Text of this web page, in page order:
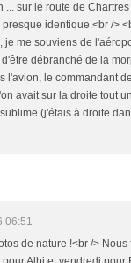
... sur le route de
identique.<br />
je me souviens de
débranché de la
l'avion, le commandant
avait sur la droite tout
(j'étais à droite
06:51
de nature !<br />